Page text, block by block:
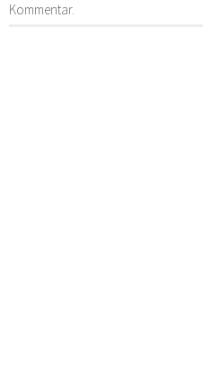
Kommentar.